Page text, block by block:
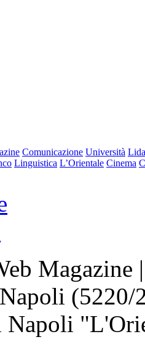
Comunicazione Università
Linguistica L’Orientale Cinema
Magazine
Napoli